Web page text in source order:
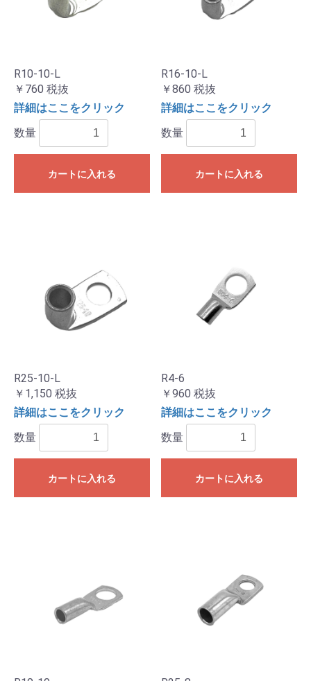
R10-10-L
￥760 税抜
詳細はここをクリック
数量
カートに入れる
R16-10-L
￥860 税抜
詳細はここをクリック
数量
カートに入れる
R25-10-L
￥1,150 税抜
詳細はここをクリック
数量
カートに入れる
R4-6
￥960 税抜
詳細はここをクリック
数量
カートに入れる